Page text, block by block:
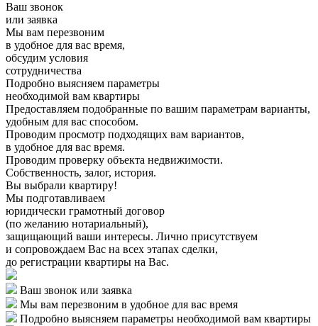
Ваш звонок
или заявка
Мы вам перезвоним
в удобное для вас время,
обсудим условия
сотрудничества
Подробно выясняем параметры
необходимой вам квартиры
Предоставляем подобранные по вашим параметрам варианты,
удобным для вас способом.
Проводим просмотр подходящих вам вариантов,
в удобное для вас время.
Проводим проверку объекта недвижимости.
Собственность, залог, история.
Вы выбрали квартиру!
Мы подготавливаем
юридически грамотный договор
(по желанию нотариальный),
защищающий ваши интересы. Лично присутствуем
и сопровождаем Вас на всех этапах сделки,
до регистрации квартиры на Вас.
Ваш звонок или заявка
Мы вам перезвоним в удобное для вас время
Подробно выясняем параметры необходимой вам квартиры